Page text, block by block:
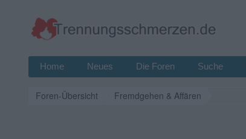
Home Neues Die Foren Suche
Foren-Übersicht Fremdgehen & Affären